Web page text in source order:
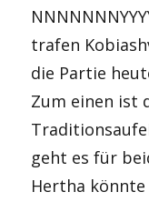
trafen
die Partie
Zum einen ist
geht es für
Hertha